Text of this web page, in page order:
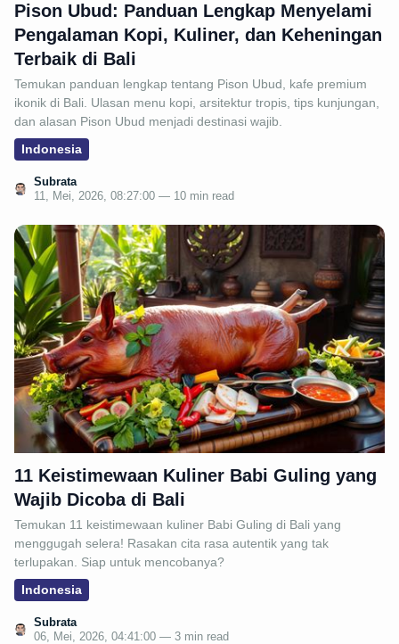
Pison Ubud: Panduan Lengkap Menyelami
Pengalaman Kopi, Kuliner, dan Keheningan
Terbaik di Bali
Temukan panduan lengkap tentang Pison Ubud, kafe premium
ikonik di Bali. Ulasan menu kopi, arsitektur tropis, tips kunjungan,
dan alasan Pison Ubud menjadi destinasi wajib.
Indonesia
Subrata
11, Mei, 2026, 08:27:00 — 10 min read
11 Keistimewaan Kuliner Babi Guling yang
Wajib Dicoba di Bali
Temukan 11 keistimewaan kuliner Babi Guling di Bali yang
menggugah selera! Rasakan cita rasa autentik yang tak
terlupakan. Siap untuk mencobanya?
Indonesia
Subrata
06, Mei, 2026, 04:41:00 — 3 min read